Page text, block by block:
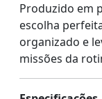
Produzido em
escolha
organizado e
missões da